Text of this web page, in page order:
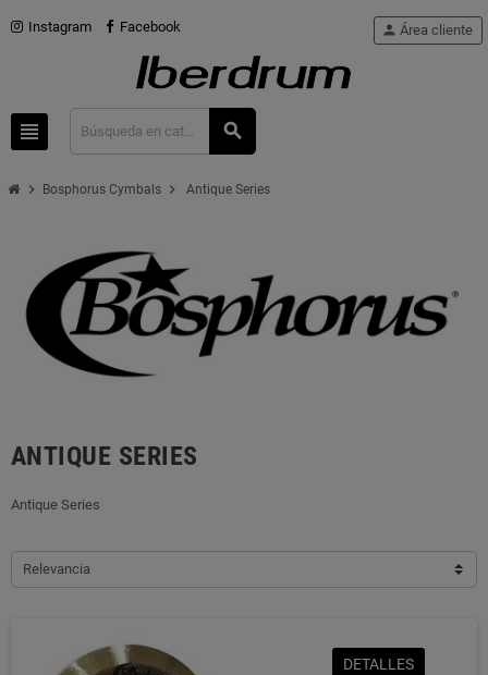
Instagram Facebook
view_headline search
person Área cliente
chevron_right Bosphorus Cymbals chevron_right Antique Series
ANTIQUE SERIES
Antique Series
Relevancia
DETALLES